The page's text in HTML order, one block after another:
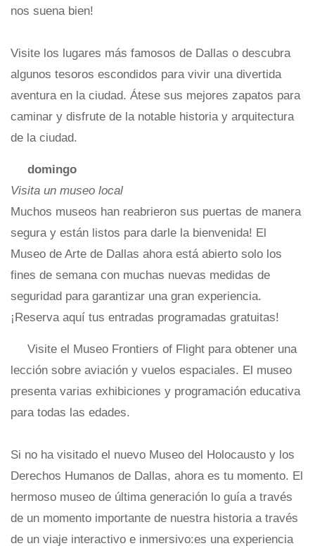
nos suena bien!
Visite los lugares más famosos de Dallas o descubra
algunos tesoros escondidos para vivir una divertida
aventura en la ciudad. Átese sus mejores zapatos para
caminar y disfrute de la notable historia y arquitectura
de la ciudad.
domingo
Visita un museo local
Muchos museos han reabrieron sus puertas de manera
segura y están listos para darle la bienvenida! El
Museo de Arte de Dallas ahora está abierto solo los
fines de semana con muchas nuevas medidas de
seguridad para garantizar una gran experiencia.
¡Reserva aquí tus entradas programadas gratuitas!
Visite el Museo Frontiers of Flight para obtener una
lección sobre aviación y vuelos espaciales. El museo
presenta varias exhibiciones y programación educativa
para todas las edades.
Si no ha visitado el nuevo Museo del Holocausto y los
Derechos Humanos de Dallas, ahora es tu momento. El
hermoso museo de última generación lo guía a través
de un momento importante de nuestra historia a través
de un viaje interactivo e inmersivo:es una experiencia